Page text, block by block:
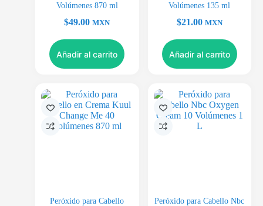
Volúmenes 870 ml
$49.00 MXN
Añadir al carrito
Volúmenes 135 ml
$21.00 MXN
Añadir al carrito
Peróxido para Cabello
Peróxido para Cabello Nbc